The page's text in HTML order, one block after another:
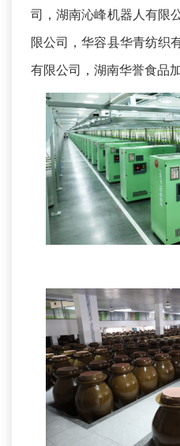
司，湖南沁峰机器人有限
限公司，华容县华青纺织
有限公司，湖南华誉食品